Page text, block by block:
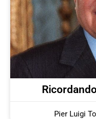
Pier Luigi